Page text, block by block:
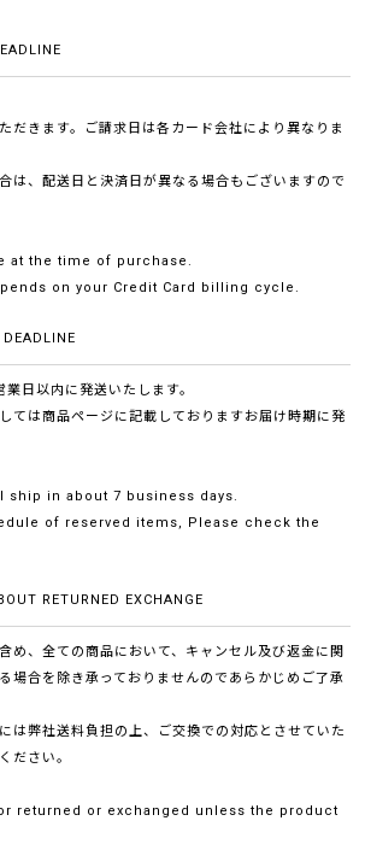
だきます。ご請求日は各カード会社により異なりま
は、配送日と決済日が異なる場合もございますので
at the time of purchase.
on your Credit Card billing cycle.
日以内に発送いたします。
ては商品ページに記載しておりますお届け時期に発
ship in about 7 business days.
of reserved items, Please check the
RETURNED EXCHANGE
め、全ての商品において、キャンセル及び返金に関
場合を除き承っておりませんのであらかじめご了承
は弊社送料負担の上、ご交換での対応とさせていた
ださい。
returned or exchanged unless the product